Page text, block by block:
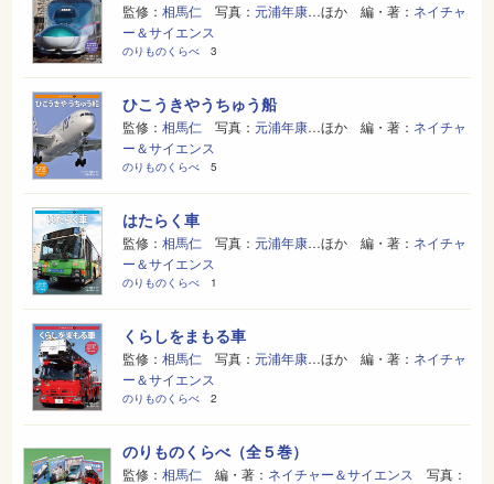
監修： 相馬仁 写真： 元浦年康…ほか 編・著： ネイチャ
ー＆サイエンス
のりものくらべ 3
ひこうきやうちゅう船
監修： 相馬仁 写真： 元浦年康…ほか 編・著： ネイチャ
ー＆サイエンス
のりものくらべ 5
はたらく車
監修： 相馬仁 写真： 元浦年康…ほか 編・著： ネイチャ
ー＆サイエンス
のりものくらべ 1
くらしをまもる車
監修： 相馬仁 写真： 元浦年康…ほか 編・著： ネイチャ
ー＆サイエンス
のりものくらべ 2
のりものくらべ（全５巻）
監修： 相馬仁 編・著： ネイチャー＆サイエンス
写真：